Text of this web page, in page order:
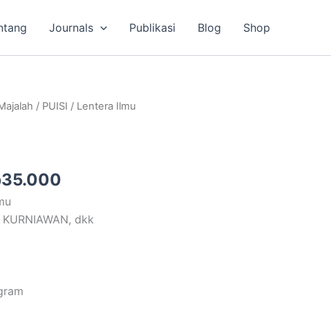
Journals Publikasi Blog Shop
/ PUISI / Lentera Ilmu
35.000
Harga
dkk